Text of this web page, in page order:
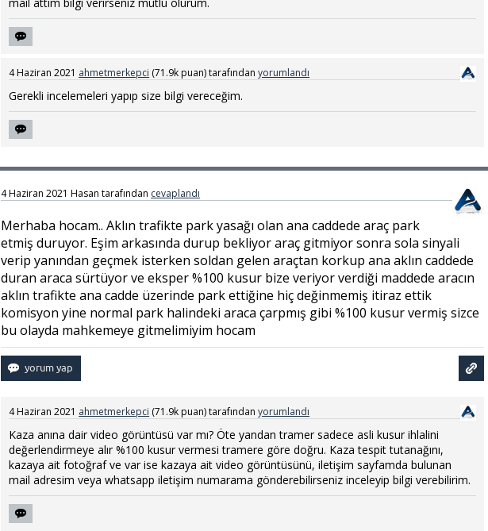
4 Haziran 2021 ahmetmerkepci (71.9k puan)tarafından yorumlandı
Gerekli incelemeleri yapıp size bilgi vereceğim.
4 Haziran 2021 Hasan tarafından cevaplandı
Merhaba hocam.. Aklın trafikte park yasağı olan ana caddede araç park
etmiş duruyor. Eşim arkasında durup bekliyor araç gitmiyor sonra sola sinyali
verip yanından geçmek isterken soldan gelen araçtan korkup ana aklın caddede
duran araca sürtüyor ve eksper %100 kusur bize veriyor verdiği maddede aracın
aklın trafikte ana cadde üzerinde park ettiğine hiç değinmemiş itiraz ettik
komisyon yine normal park halindeki araca çarpmış gibi %100 kusur vermiş sizce
bu olayda mahkemeye gitmelimiyim hocam
4 Haziran 2021 ahmetmerkepci (71.9k puan)tarafından yorumlandı
Kaza anına dair video görüntüsü var mı? Öte yandan tramer sadece asli kusur ihlalini
değerlendirmeye alır %100 kusur vermesi tramere göre doğru. Kaza tespit tutanağını,
kazaya ait fotoğraf ve var ise kazaya ait video görüntüsünü, iletişim sayfamda bulunan
mail adresim veya whatsapp iletişim numarama gönderebilirseniz inceleyip bilgi verebilirim.